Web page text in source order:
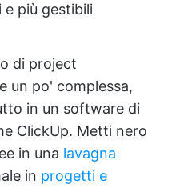
più gestibili
di project
un po' complessa,
in un software di
ClickUp. Metti nero
in una lavagna
in progetti e